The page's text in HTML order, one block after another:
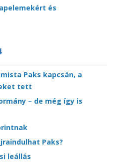
és
Paks kapcsán, a
tett
– de még így is
Paks?
leállás